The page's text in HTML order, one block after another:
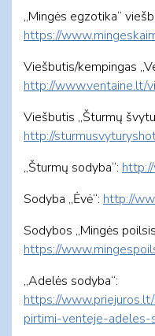
„Mingės egzotika“
https://
Viešbutis/kempingas
http://www.ventaine.lt/
Viešbutis „Šturmų
http://
„Šturmų sodyba“:
Sodyba „Ėvė“: http://
Sodybos „Mingės
https://
„Adelės sodyba“:
https://
pirtimi-venteje-